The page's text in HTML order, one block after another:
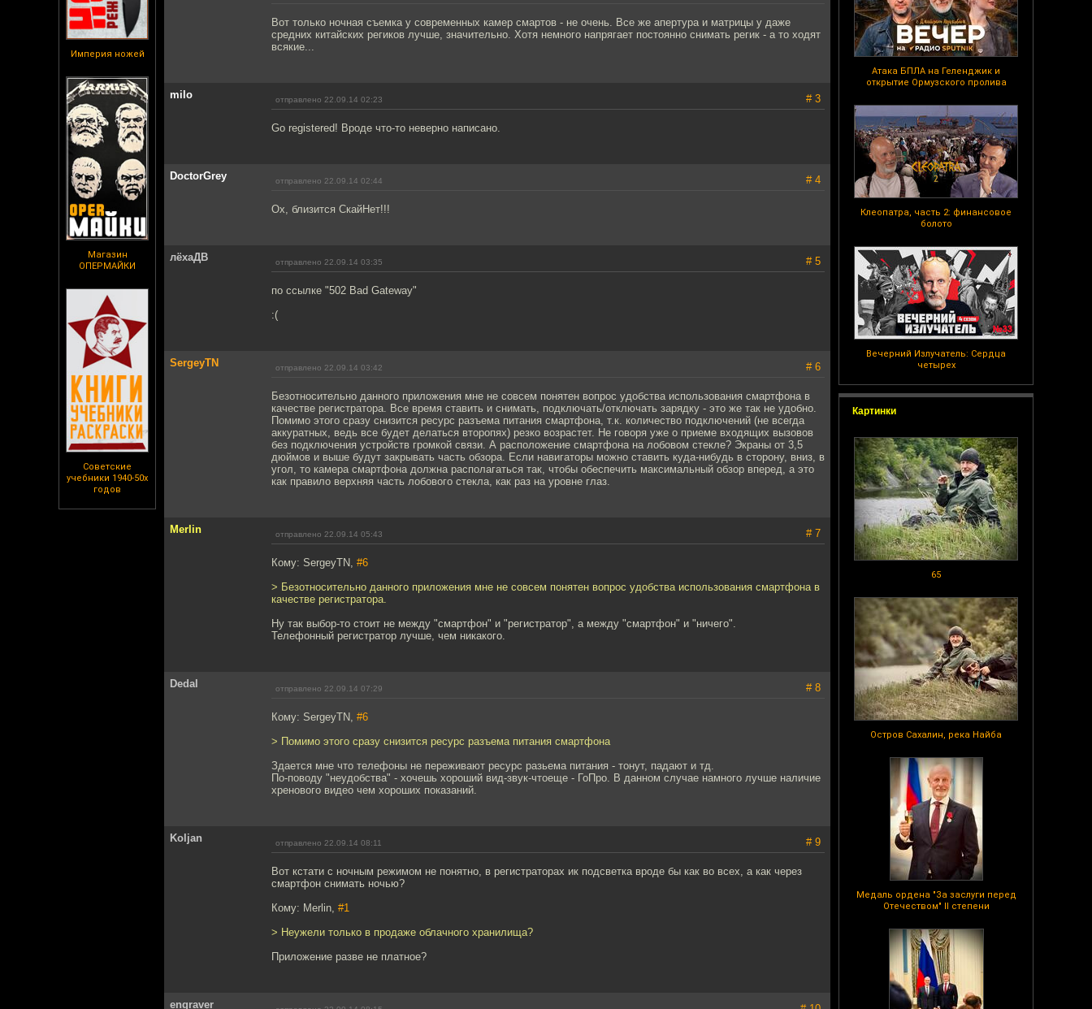
Империя ножей
Магазин
ОПЕРМАЙКИ
Советские
учебники 1940-50х
годов
Атака БПЛА на Геленджик и
открытие Ормузского пролива
Клеопатра, часть 2: финансовое
болото
Вечерний Излучатель: Сердца
четырех
Картинки
65
Остров Сахалин, река Найба
Медаль ордена "За заслуги перед
Отечеством" II степени
Вот только ночная съемка у современных камер смартов - не очень. Все же апертура и матрицы у даже
средних китайских региков лучше, значительно. Хотя немного напрягает постоянно снимать регик - а то ходят
всякие...
milo отправлено 22.09.14 02:23 # 3
Go registered! Вроде что-то неверно написано.
DoctorGrey отправлено 22.09.14 02:44 # 4
Ох, близится СкайНет!!!
лёхаДВ отправлено 22.09.14 03:35 # 5
по ссылке "502 Bad Gateway"
:(
SergeyTN отправлено 22.09.14 03:42 # 6
Безотносительно данного приложения мне не совсем понятен вопрос удобства использования смартфона в
качестве регистратора. Все время ставить и снимать, подключать/отключать зарядку - это же так не удобно.
Помимо этого сразу снизится ресурс разъема питания смартфона, т.к. количество подключений (не всегда
аккуратных, ведь все будет делаться второпях) резко возрастет. Не говоря уже о приеме входящих вызовов
без подключения устройств громкой связи. А расположение смартфона на лобовом стекле? Экраны от 3,5
дюймов и выше будут закрывать часть обзора. Если навигаторы можно ставить куда-нибудь в сторону, вниз, в
угол, то камера смартфона должна располагаться так, чтобы обеспечить максимальный обзор вперед, а это
как правило верхняя часть лобового стекла, как раз на уровне глаз.
Merlin отправлено 22.09.14 05:43 # 7
Кому: SergeyTN, #6
> Безотносительно данного приложения мне не совсем понятен вопрос удобства использования смартфона в
качестве регистратора.
Ну так выбор-то стоит не между "смартфон" и "регистратор", а между "смартфон" и "ничего".
Телефонный регистратор лучше, чем никакого.
Dedal отправлено 22.09.14 07:29 # 8
Кому: SergeyTN, #6
> Помимо этого сразу снизится ресурс разъема питания смартфона
Здается мне что телефоны не переживают ресурс разьема питания - тонут, падают и тд.
По-поводу "неудобства" - хочешь хороший вид-звук-чтоеще - ГоПро. В данном случае намного лучше наличие
хренового видео чем хороших показаний.
Koljan отправлено 22.09.14 08:11 # 9
Вот кстати с ночным режимом не понятно, в регистраторах ик подсветка вроде бы как во всех, а как через
смартфон снимать ночью?
Кому: Merlin, #1
> Неужели только в продаже облачного хранилища?
Приложение разве не платное?
engraver